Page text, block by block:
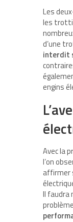
Les
les
d’une
interdit
engins
Avec la
l’on
affirmer
Il faudra